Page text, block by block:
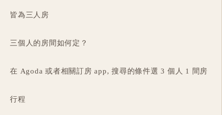
皆為三人房
三個人的房間如何定？
在 Agoda 或者相關訂房 app, 搜尋的條件選 3 個人 1 間房
行程